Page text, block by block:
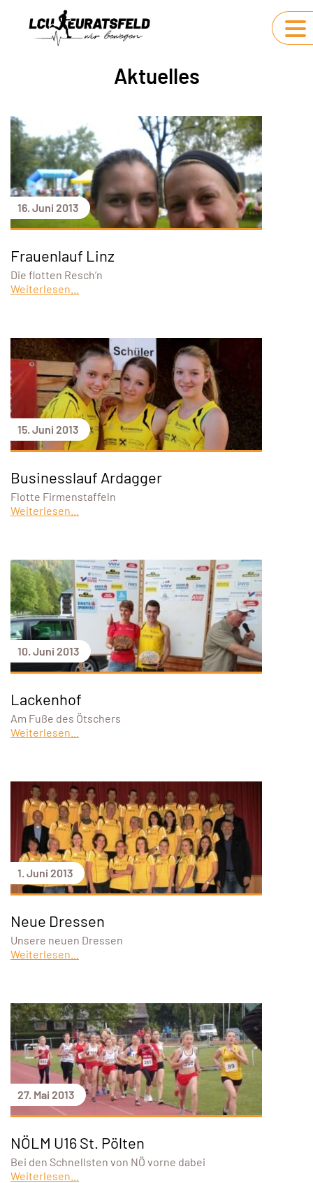
Aktuelles
16. Juni 2013
Frauenlauf Linz
Die flotten Resch’n
Weiterlesen...
15. Juni 2013
Businesslauf Ardagger
Flotte Firmenstaffeln
Weiterlesen...
10. Juni 2013
Lackenhof
Am Fuße des Ötschers
Weiterlesen...
1. Juni 2013
Neue Dressen
Unsere neuen Dressen
Weiterlesen...
27. Mai 2013
NÖLM U16 St. Pölten
Bei den Schnellsten von NÖ vorne dabei
Weiterlesen...